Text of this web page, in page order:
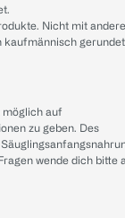
Nicht mit
kaufmännisch
möglich auf
zu geben. Des
wende dich bitte